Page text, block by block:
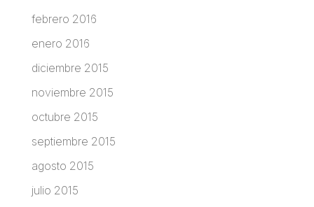
febrero 2016
enero 2016
diciembre 2015
noviembre 2015
octubre 2015
septiembre 2015
agosto 2015
julio 2015